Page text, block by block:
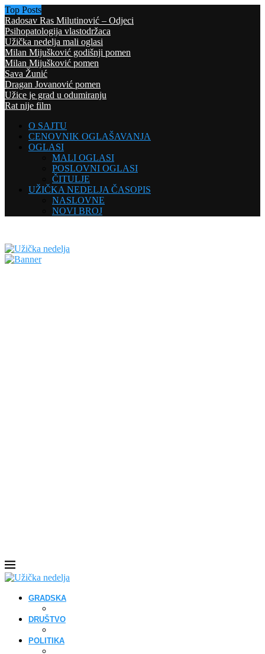
Top Posts
Radosav Ras Milutinović – Odjeci
Psihopatologija vlastodržaca
Užička nedelja mali oglasi
Milan Mijušković godišnji pomen
Milan Mijušković pomen
Sava Žunić
Dragan Jovanović pomen
Užice je grad u odumiranju
Rat nije film
O SAJTU
CENOVNIK OGLAŠAVANJA
OGLASI
MALI OGLASI
POSLOVNI OGLASI
ČITULJE
UŽIČKA NEDELJA ČASOPIS
NASLOVNE
NOVI BROJ
GRADSKA
DRUŠTVO
POLITIKA